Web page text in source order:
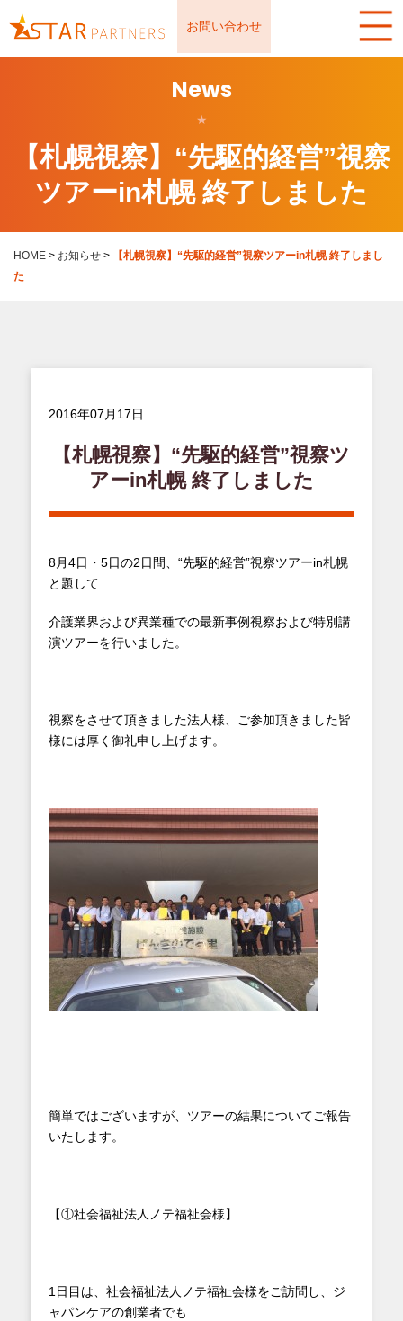
お問い合わせ
News
★
【札幌視察】“先駆的経営”視察
ツアーin札幌 終了しました
HOME > お知らせ >
【札幌視察】“先駆的経営”視察ツアーin札幌 終了しまし
た
2016年07月17日
【札幌視察】“先駆的経営”視察ツ
アーin札幌 終了しました
8月4日・5日の2日間、“先駆的経営”視察ツアーin札幌
と題して
介護業界および異業種での最新事例視察および特別講
演ツアーを行いました。
視察をさせて頂きました法人様、ご参加頂きました皆
様には厚く御礼申し上げます。
簡単ではございますが、ツアーの結果についてご報告
いたします。
【①社会福祉法人ノテ福祉会様】
1日目は、社会福祉法人ノテ福祉会様をご訪問し、ジ
ャパンケアの創業者でも